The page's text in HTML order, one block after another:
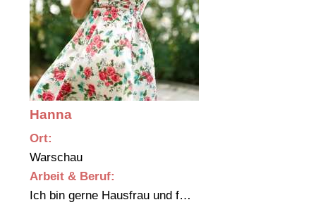
Hanna
Ort:
Warschau
Arbeit & Beruf:
Ich bin gerne Hausfrau und f…